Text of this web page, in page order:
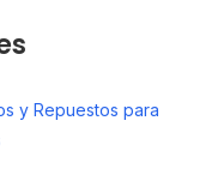
y Repuestos para